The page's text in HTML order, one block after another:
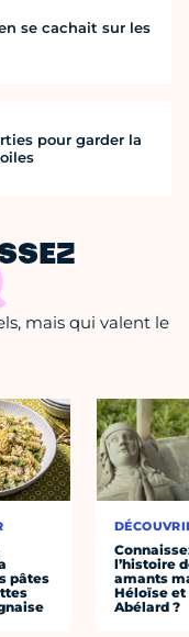
se cachait sur les
pour garder la
mais qui valent le
pâtes
l’histoire
amants
Héloïse et
Abélard ?